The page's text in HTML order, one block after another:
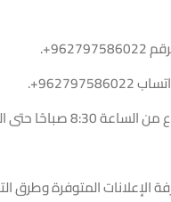
+962797586022
.
+962797586022
.
الساعة 10:30 مساءً.
المتوفرة وطرق